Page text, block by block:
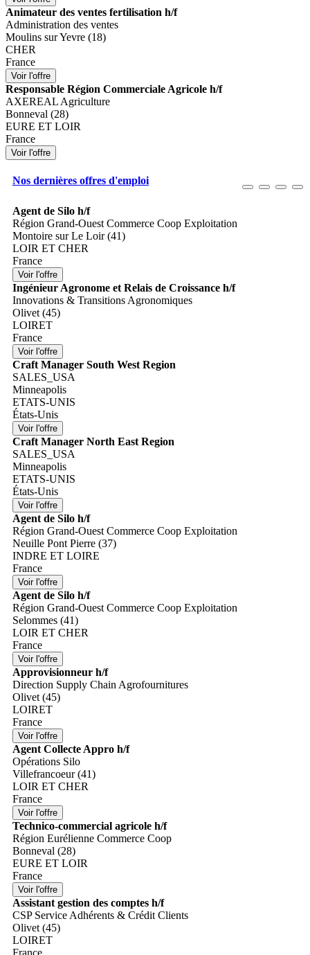
Animateur des ventes fertilisation h/f
Administration des ventes
Moulins sur Yevre (18)
CHER
France
Responsable Région Commerciale Agricole h/f
AXEREAL Agriculture
Bonneval (28)
EURE ET LOIR
France
Nos dernières offres d'emploi
Agent de Silo h/f
Région Grand-Ouest Commerce Coop Exploitation
Montoire sur Le Loir (41)
LOIR ET CHER
France
Ingénieur Agronome et Relais de Croissance h/f
Innovations & Transitions Agronomiques
Olivet (45)
LOIRET
France
Craft Manager South West Region
SALES_USA
Minneapolis
ETATS-UNIS
États-Unis
Craft Manager North East Region
SALES_USA
Minneapolis
ETATS-UNIS
États-Unis
Agent de Silo h/f
Région Grand-Ouest Commerce Coop Exploitation
Neuille Pont Pierre (37)
INDRE ET LOIRE
France
Agent de Silo h/f
Région Grand-Ouest Commerce Coop Exploitation
Selommes (41)
LOIR ET CHER
France
Approvisionneur h/f
Direction Supply Chain Agrofournitures
Olivet (45)
LOIRET
France
Agent Collecte Appro h/f
Opérations Silo
Villefrancoeur (41)
LOIR ET CHER
France
Technico-commercial agricole h/f
Région Eurélienne Commerce Coop
Bonneval (28)
EURE ET LOIR
France
Assistant gestion des comptes h/f
CSP Service Adhérents & Crédit Clients
Olivet (45)
LOIRET
France